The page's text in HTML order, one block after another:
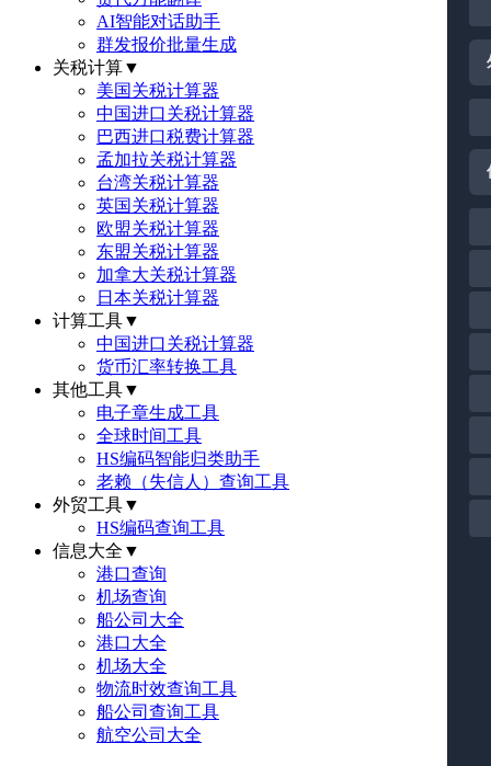
AI智能对话助手
群发报价批量生成
关税计算▼
美国关税计算器
中国进口关税计算器
巴西进口税费计算器
孟加拉关税计算器
台湾关税计算器
英国关税计算器
欧盟关税计算器
东盟关税计算器
加拿大关税计算器
日本关税计算器
计算工具▼
中国进口关税计算器
货币汇率转换工具
其他工具▼
电子章生成工具
全球时间工具
HS编码智能归类助手
老赖（失信人）查询工具
外贸工具▼
HS编码查询工具
信息大全 ▼
港口查询
机场查询
船公司大全
港口大全
机场大全
物流时效查询工具
船公司查询工具
航空公司大全